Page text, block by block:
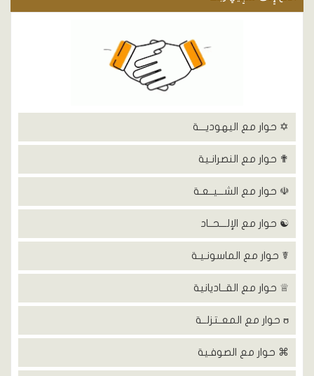
✡ حوار مع اليهوديـــة
✟ حوار مع النصرانـية
☫ حوار مع الشـــيــعـة
☯ حوار مع الإلـــحــاد
☤ حوار مع الماسونـيـة
♕ حوار مع القــاديانية
ʊ حوار مع المعــتزلــة
⌘ حوار مع الصوفـية